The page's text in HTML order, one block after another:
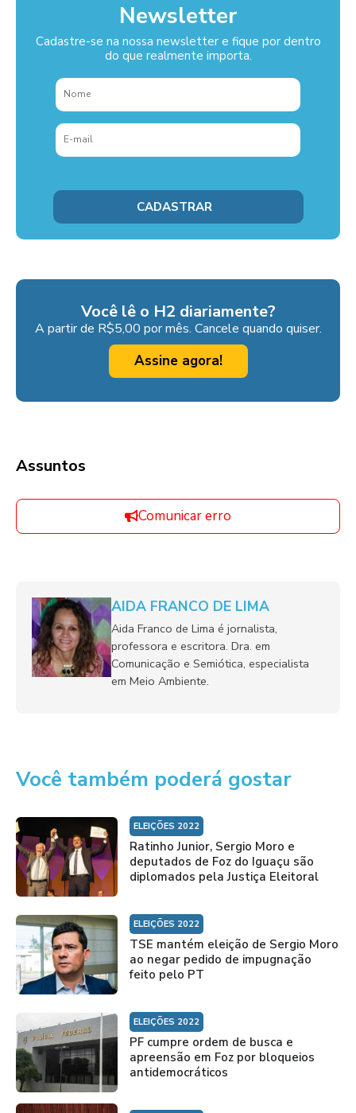
Newsletter
Cadastre-se na nossa newsletter e fique por dentro
do que realmente importa.
Você lê o H2 diariamente?
A partir de R$5,00 por mês. Cancele quando quiser.
Assine agora!
Assuntos
Comunicar erro
AIDA FRANCO DE LIMA
Aida Franco de Lima é jornalista,
professora e escritora. Dra. em
Comunicação e Semiótica, especialista
em Meio Ambiente.
Você também poderá gostar
ELEIÇÕES 2022
Ratinho Junior, Sergio Moro e
deputados de Foz do Iguaçu são
diplomados pela Justiça Eleitoral
ELEIÇÕES 2022
TSE mantém eleição de Sergio Moro
ao negar pedido de impugnação
feito pelo PT
ELEIÇÕES 2022
PF cumpre ordem de busca e
apreensão em Foz por bloqueios
antidemocráticos